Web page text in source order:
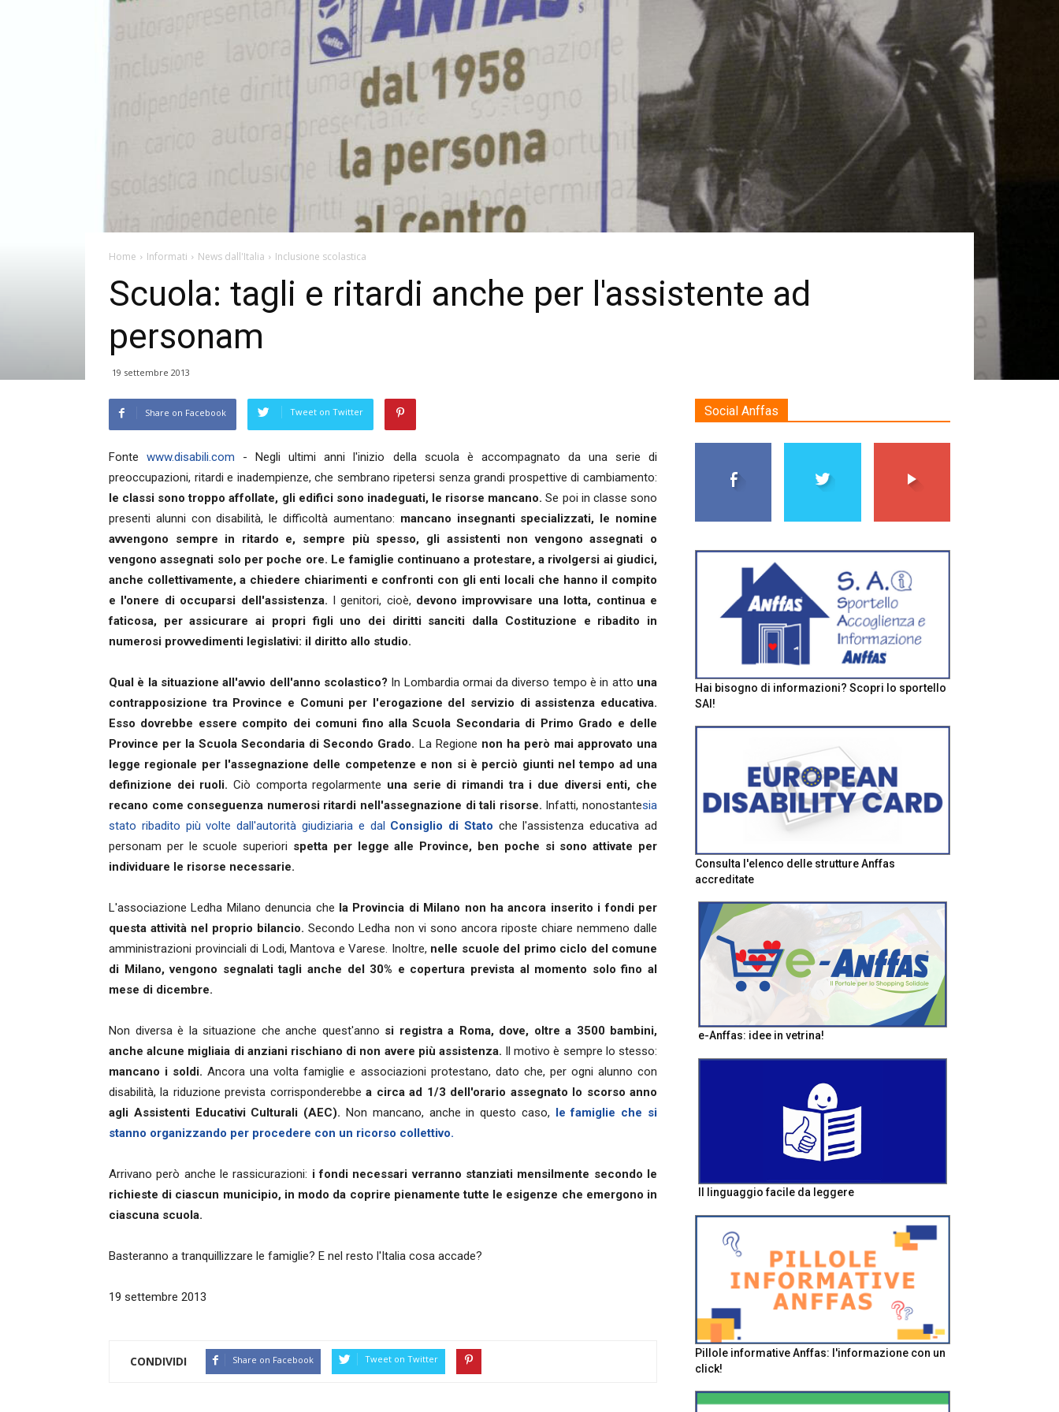
Home Informati News dall'Italia Inclusione scolastica
Scuola: tagli e ritardi anche per l'assistente ad
personam
19 settembre 2013
Share on Facebook Tweet on Twitter
Fontewww.disabili.com - Negli ultimi anni l'inizio della scuola è accompagnato da una serie di
preoccupazioni, ritardi e inadempienze, che sembrano ripetersi senza grandi prospettive di cambiamento:
le classi sono troppo affollate, gli edifici sono inadeguati, le risorse mancano. Se poi in classe sono
presenti alunni con disabilità, le difficoltà aumentano: mancano insegnanti specializzati, le nomine
avvengono sempre in ritardo e, sempre più spesso, gli assistenti non vengono assegnati o
vengono assegnati solo per poche ore. Le famiglie continuano a protestare, a rivolgersi ai giudici,
anche collettivamente, a chiedere chiarimenti e confronti con gli enti locali che hanno il compito
e l'onere di occuparsi dell'assistenza. I genitori, cioè, devono improvvisare una lotta, continua e
faticosa, per assicurare ai propri figli uno dei diritti sanciti dalla Costituzione e ribadito in
numerosi provvedimenti legislativi: il diritto allo studio.
Qual è la situazione all'avvio dell'anno scolastico? In Lombardia ormai da diverso tempo è in atto una
contrapposizione tra Province e Comuni per l'erogazione del servizio di assistenza educativa.
Esso dovrebbe essere compito dei comuni fino alla Scuola Secondaria di Primo Grado e delle
Province per la Scuola Secondaria di Secondo Grado. La Regione non ha però mai approvato una
legge regionale per l'assegnazione delle competenze e non si è perciò giunti nel tempo ad una
definizione dei ruoli. Ciò comporta regolarmente una serie di rimandi tra i due diversi enti, che
recano come conseguenza numerosi ritardi nell'assegnazione di tali risorse. Infatti, nonostantesia
stato ribadito più volte dall'autorità giudiziaria e dal Consiglio di Stato che l'assistenza educativa ad
personam per le scuole superiori spetta per legge alle Province, ben poche si sono attivate per
individuare le risorse necessarie.
L'associazione Ledha Milano denuncia che la Provincia di Milano non ha ancora inserito i fondi per
questa attività nel proprio bilancio.Secondo Ledha non vi sono ancora riposte chiare nemmeno dalle
amministrazioni provinciali di Lodi, Mantova e Varese. Inoltre, nelle scuole del primo ciclo del comune
di Milano, vengono segnalati tagli anche del 30% e copertura prevista al momento solo fino al
mese di dicembre.
Non diversa è la situazione che anche quest'anno si registra a Roma, dove, oltre a 3500 bambini,
anche alcune migliaia di anziani rischiano di non avere più assistenza. Il motivo è sempre lo stesso:
mancano i soldi.Ancora una volta famiglie e associazioni protestano, dato che, per ogni alunno con
disabilità, la riduzione prevista corrisponderebbe a circa ad 1/3 dell'orario assegnato lo scorso anno
agli Assistenti Educativi Culturali (AEC). Non mancano, anche in questo caso,
le famiglie che si
stanno organizzando per procedere con un ricorso collettivo.
Arrivano però anche le rassicurazioni: i fondi necessari verranno stanziati mensilmente secondo le
richieste di ciascun municipio, in modo da coprire pienamente tutte le esigenze che emergono in
ciascuna scuola.
Basteranno a tranquillizzare le famiglie? E nel resto l'Italia cosa accade?
19 settembre 2013
CONDIVIDI Share on Facebook Tweet on Twitter
Social Anffas
Hai bisogno di informazioni? Scopri lo sportello
SAI!
Consulta l'elenco delle strutture Anffas
accreditate
e-Anffas: idee in vetrina!
Il linguaggio facile da leggere
Pillole informative Anffas: l'informazione con un
click!